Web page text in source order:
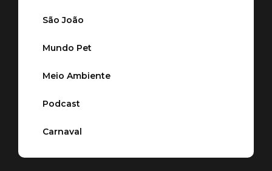
São João
Mundo Pet
Meio Ambiente
Podcast
Carnaval